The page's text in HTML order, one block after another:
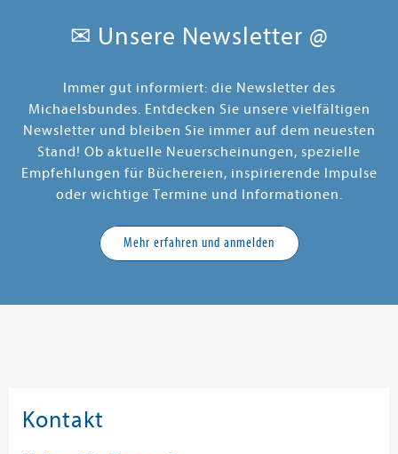
✉ Unsere Newsletter @
Immer gut informiert: die Newsletter des
Michaelsbundes. Entdecken Sie unsere vielfältigen
Newsletter und bleiben Sie immer auf dem neuesten
Stand! Ob aktuelle Neuerscheinungen, spezielle
Empfehlungen für Büchereien, inspirierende Impulse
oder wichtige Termine und Informationen.
Mehr erfahren und anmelden
Kontakt